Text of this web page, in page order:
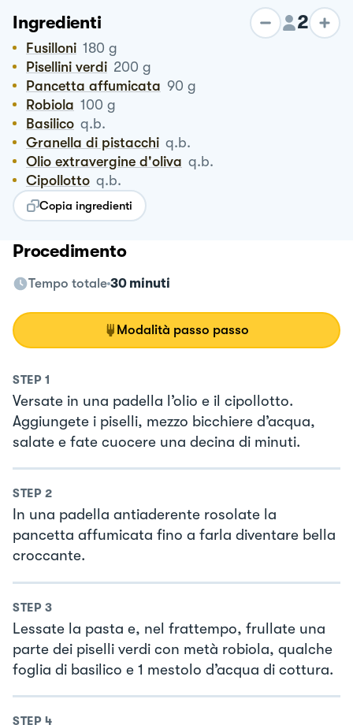
Ingredienti 2
Fusilloni 180 g
Pisellini verdi 200 g
Pancetta affumicata 90 g
Robiola 100 g
Basilico q.b.
Granella di pistacchi q.b.
Olio extravergine d'oliva q.b.
Cipollotto q.b.
Copia ingredienti
Procedimento
Tempo totale 30 minuti
Modalità passo passo
STEP 1
Versate in una padella l’olio e il cipollotto.
Aggiungete i piselli, mezzo bicchiere d’acqua,
salate e fate cuocere una decina di minuti.
STEP 2
In una padella antiaderente rosolate la
pancetta affumicata fino a farla diventare bella
croccante.
STEP 3
Lessate la pasta e, nel frattempo, frullate una
parte dei piselli verdi con metà robiola, qualche
foglia di basilico e 1 mestolo d’acqua di cottura.
STEP 4